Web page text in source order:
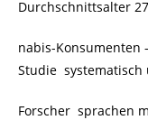
Durchschnittsalter
nabis-Konsumenten
Studie systematisch
Forscher sprachen